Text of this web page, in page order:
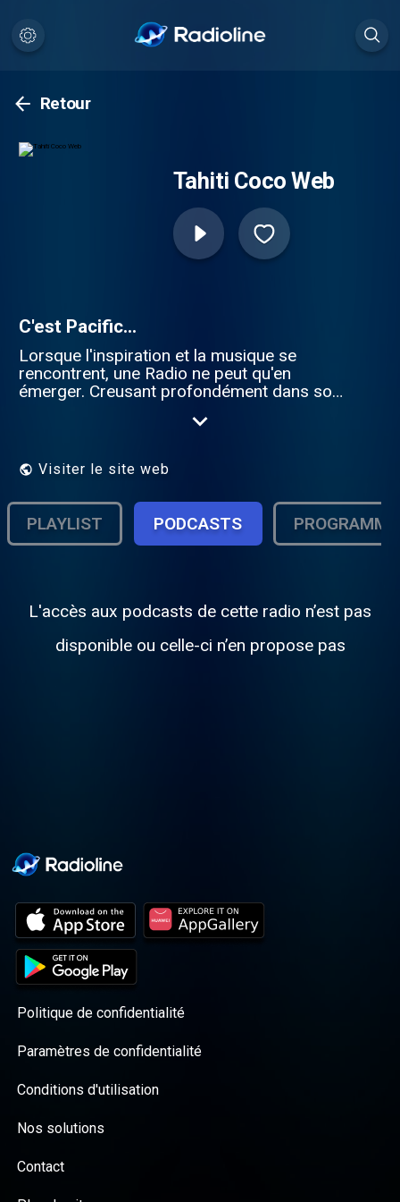
Retour
Tahiti Coco Web
C'est Pacific...
Lorsque l'inspiration et la musique se
rencontrent, une Radio ne peut qu'en
émerger. Creusant profondément dans son
à rythmer ses couleurs musicales,
mélodies harmonieuses traversant les
océans....
Visiter le site web
PLAYLIST PODCASTS
L'accès aux podcasts de cette radio n’est pas
disponible ou celle-ci n’en propose pas
Politique de confidentialité
Paramètres de confidentialité
Conditions d'utilisation
Nos solutions
Contact